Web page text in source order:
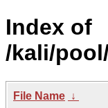
Index of
/kali/
File Name ↓